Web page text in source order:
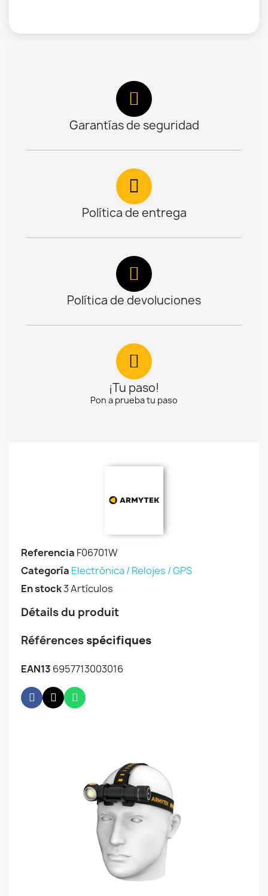
Garantías de seguridad
Política de entrega
Política de devoluciones
¡Tu paso!
Pon a prueba tu paso
Referencia F06701W
Categoría Electrónica / Relojes / GPS
En stock3 Artículos
Détails du produit
Références spécifiques
EAN13 6957713003016